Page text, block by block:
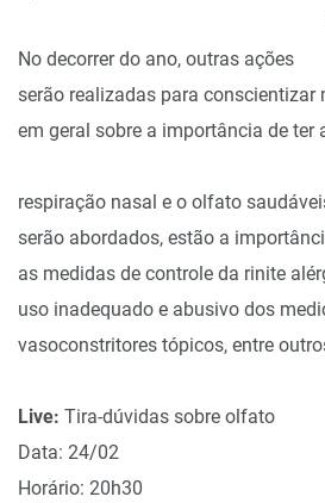
No decorrer do ano, outras ações
serão realizadas para conscientizar
em geral sobre a importância de ter
respiração nasal e o olfato
serão abordados, estão a
as medidas de controle da rinite
uso inadequado e abusivo dos
vasoconstritores tópicos, entre
Live: Tira-dúvidas sobre olfato
Data: 24/02
Horário: 20h30